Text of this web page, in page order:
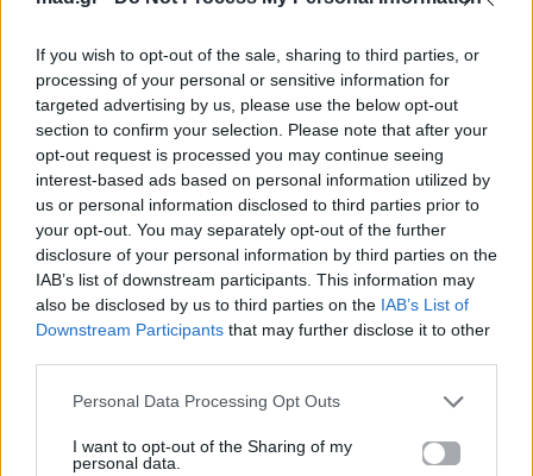
If you wish to opt-out of the sale, sharing to third parties, or
processing of your personal or sensitive information for
targeted advertising by us, please use the below opt-out
section to confirm your selection. Please note that after your
opt-out request is processed you may continue seeing
interest-based ads based on personal information utilized by
us or personal information disclosed to third parties prior to
your opt-out. You may separately opt-out of the further
disclosure of your personal information by third parties on the
IAB’s list of downstream participants. This information may
also be disclosed by us to third parties on the IAB’s List of
Downstream Participants that may further disclose it to other
Personal Data Processing Opt Outs
I want to opt-out of the Sharing of my
personal data.
περίμεναν οι
ARMYs έφτασε
08.07.2026
Χρήστο Μάστορα
που όλοι
περιμένουν
08.07.2026
Βιογραφικά
Ελλήνων
Καλλιτεχνών
δισκογραφία, πορεία
και σημαντικές στιγμές